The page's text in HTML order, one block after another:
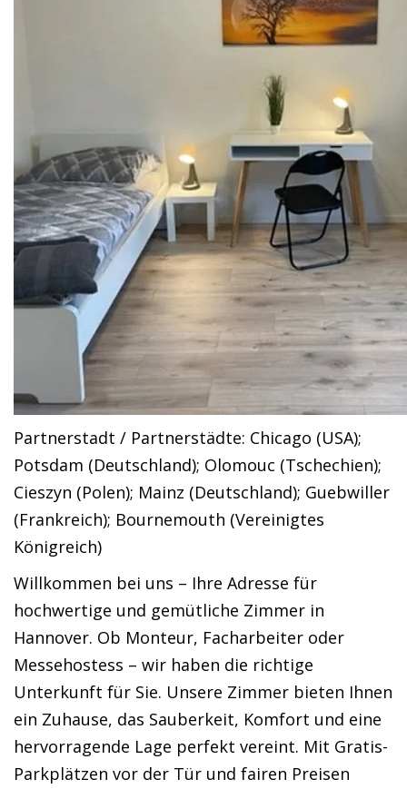
Partnerstadt / Partnerstädte: Chicago (USA);
Potsdam (Deutschland); Olomouc (Tschechien);
Cieszyn (Polen); Mainz (Deutschland); Guebwiller
(Frankreich); Bournemouth (Vereinigtes
Königreich)
Willkommen bei uns – Ihre Adresse für
hochwertige und gemütliche Zimmer in
Hannover. Ob Monteur, Facharbeiter oder
Messehostess – wir haben die richtige
Unterkunft für Sie. Unsere Zimmer bieten Ihnen
ein Zuhause, das Sauberkeit, Komfort und eine
hervorragende Lage perfekt vereint. Mit Gratis-
Parkplätzen vor der Tür und fairen Preisen